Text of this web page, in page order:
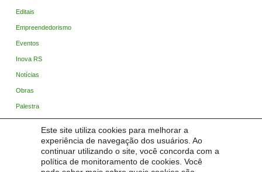
Este site utiliza cookies para melhorar a
experiência de navegação dos usuários. Ao
continuar utilizando o site, você concorda com a
política de monitoramento de cookies. Você
Editais
Empreendedorismo
Eventos
Inova RS
Notícias
Obras
Palestra
Startup Pampa
Trabalho / Estágio / Bolsas